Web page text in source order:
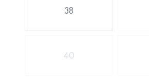
38
40